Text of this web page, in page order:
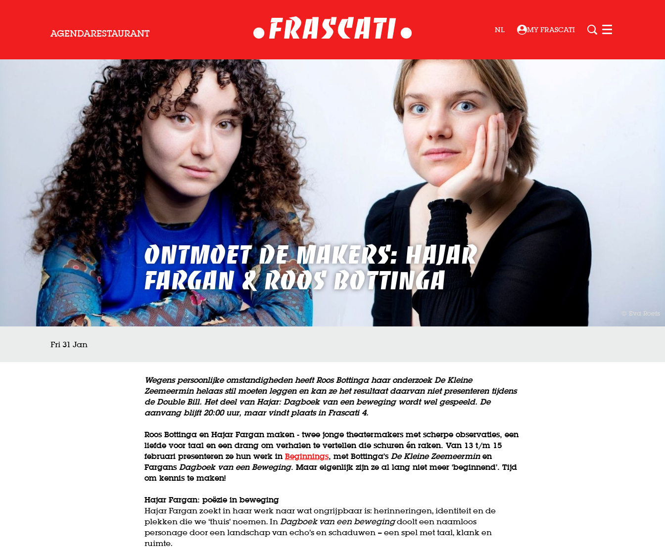
AGENDARESTAURANT NL MY FRASCATI Menu
© Eva Roefs
Ontmoet de makers: Hajar
Fargan & Roos Bottinga
Fri 31 Jan
Wegens persoonlijke omstandigheden heeft Roos Bottinga haar onderzoek De Kleine
Zeemeermin helaas stil moeten leggen en kan ze het resultaat daarvan niet presenteren tijdens
de Double Bill. Het deel van Hajar: Dagboek van een beweging wordt wel gespeeld. De
aanvang blijft 20:00 uur, maar vindt plaats in Frascati 4.
Roos Bottinga en Hajar Fargan maken - twee jonge theatermakers met scherpe observaties, een
liefde voor taal en een drang om verhalen te vertellen die schuren én raken. Van 13 t/m 15
februari presenteren ze hun werk in Beginnings, met Bottinga’s De Kleine Zeemeerminen
Fargans Dagboek van een Beweging. Maar eigenlijk zijn ze al lang niet meer ‘beginnend’. Tijd
om kennis te maken!
Hajar Fargan: poëzie in beweging
Hajar Fargan zoekt in haar werk naar wat ongrijpbaar is: herinneringen, identiteit en de
plekken die we ‘thuis’ noemen. In Dagboek van een bewegingdoolt een naamloos
personage door een landschap van echo’s en schaduwen – een spel met taal, klank en
ruimte.